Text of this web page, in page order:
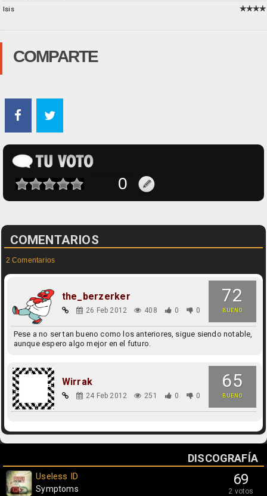
Isis
COMPARTE
COMENTARIOS
2 Comentarios
72
BUENO
the_berzerker
26 Feb 2012 408 0 0
Pese a no ser tan bueno como los anteriores, sigue siendo notable,
aunque espero algo mejor en el futuro.
65
BUENO
Wirrak
24 Feb 2012 251 0 0
DISCOGRAFÍA
69
2 votos
Useless ID
Symptoms